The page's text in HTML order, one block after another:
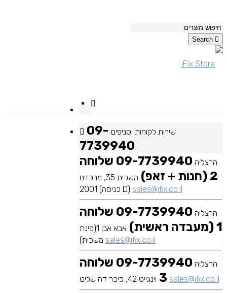
Search
שירות לקוחות וסניפים 09-
7739940
הרצליה
09-7739940 שלוחה
2 (חנות + זאפ)
משכית 35, מרכזים
2001 (כניסה D) sales@ifix.co.il
הרצליה
09-7739940 שלוחה
1 (מעבדה ראשית)
אבא אבן 1(פינת
משכית) sales@ifix.co.il
הרצליה
09-7739940 שלוחה
3 וינגייט 42, כיכר דה שליט sales@ifix.co.il